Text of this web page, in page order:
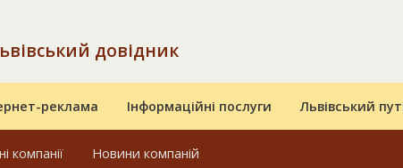
довідник
реклама Інформаційні послуги Львівський
компанії Новини компаній